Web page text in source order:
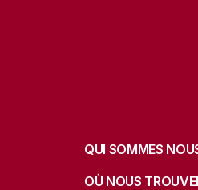
QUI SOMMES
OÙ NOUS